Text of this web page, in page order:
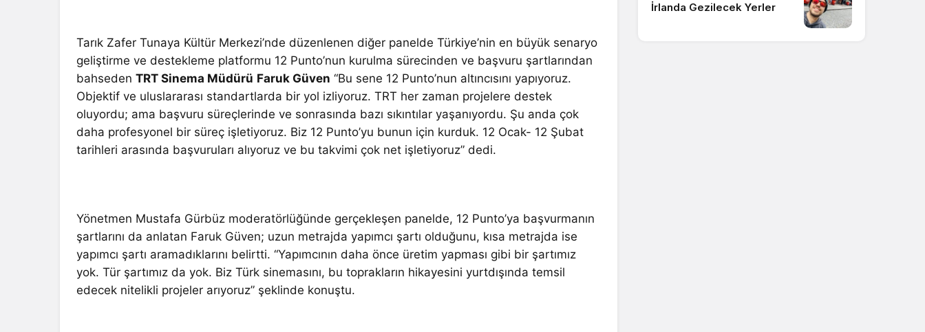
Tarık Zafer Tunaya Kültür Merkezi’nde düzenlenen diğer panelde Türkiye’nin en büyük senaryo
geliştirme ve destekleme platformu 12 Punto’nun kurulma sürecinden ve başvuru şartlarından
bahsedenTRT Sinema Müdürü Faruk Güven “Bu sene 12 Punto’nun altıncısını yapıyoruz.
Objektif ve uluslararası standartlarda bir yol izliyoruz. TRT her zaman projelere destek
oluyordu; ama başvuru süreçlerinde ve sonrasında bazı sıkıntılar yaşanıyordu. Şu anda çok
daha profesyonel bir süreç işletiyoruz. Biz 12 Punto’yu bunun için kurduk. 12 Ocak- 12 Şubat
tarihleri arasında başvuruları alıyoruz ve bu takvimi çok net işletiyoruz” dedi.
Yönetmen Mustafa Gürbüz moderatörlüğünde gerçekleşen panelde, 12 Punto’ya başvurmanın
şartlarını da anlatan Faruk Güven; uzun metrajda yapımcı şartı olduğunu, kısa metrajda ise
yapımcı şartı aramadıklarını belirtti. “Yapımcının daha önce üretim yapması gibi bir şartımız
yok. Tür şartımız da yok. Biz Türk sinemasını, bu toprakların hikayesini yurtdışında temsil
edecek nitelikli projeler arıyoruz” şeklinde konuştu.
İrlanda Gezilecek Yerler